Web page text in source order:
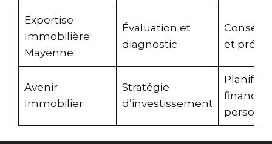
Expertise
Immobilière
Mayenne
Évaluation et
diagnostic
et précis
Avenir
Immobilier
Stratégie
d’investissement